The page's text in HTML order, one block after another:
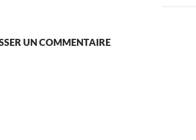
UN COMMENTAIRE